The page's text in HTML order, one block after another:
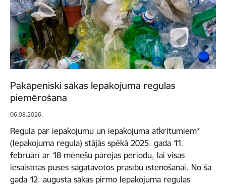
Pakāpeniski sākas Iepakojuma regulas
piemērošana
06.08.2026.
Regula par iepakojumu un iepakojuma atkritumiem*
(Iepakojuma regula) stājās spēkā 2025. gada 11.
februārī ar 18 mēnešu pārejas periodu, lai visas
iesaistītās puses sagatavotos prasību īstenošanai. No šā
gada 12. augusta sākas pirmo Iepakojuma regulas